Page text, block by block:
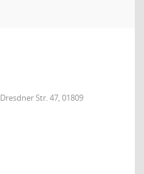
Str. 47, 01809